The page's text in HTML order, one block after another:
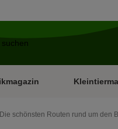
schönsten Routen rund um den